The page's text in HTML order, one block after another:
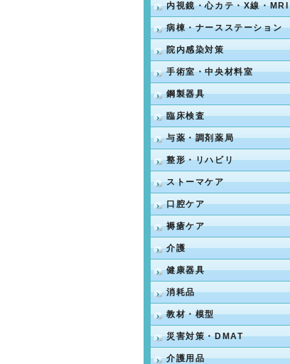
内視鏡・心カテ・X線・MRI
病棟・ナースステーション
院内感染対策
手術室・中央材料室
鋼製器具
臨床検査
与薬・調剤薬局
整形・リハビリ
ストーマケア
口腔ケア
褥瘡ケア
介護
健康器具
消耗品
教材・模型
災害対策・DMAT
介護用品